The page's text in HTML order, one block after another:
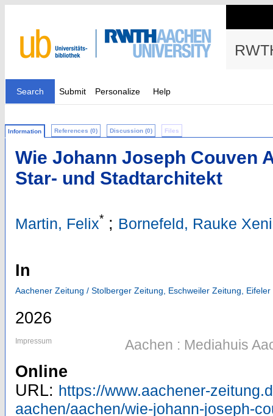
Search Submit Personalize Help
Information References (0) Discussion (0) Files
Wie Johann Joseph Couven
Star- und Stadtarchitekt
Martin, Felix* ; Bornefeld, Rauke
In
Aachener Zeitung / Stolberger Zeitung, Eschweiler Zeitung, Eifeler
2026
Impressum Aachen : Mediahuis
Online
URL: https://www.aachener-
aachen/aachen/wie-johann-joseph-